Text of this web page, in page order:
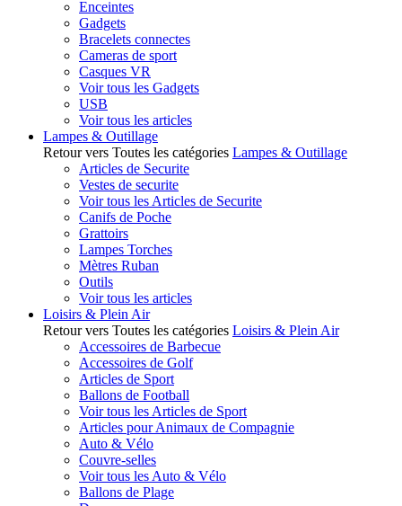
Enceintes
Gadgets
Bracelets connectes
Cameras de sport
Casques VR
Voir tous les Gadgets
USB
Voir tous les articles
Lampes & Outillage
Retour vers Toutes les catégories Lampes & Outillage
Articles de Securite
Vestes de securite
Voir tous les Articles de Securite
Canifs de Poche
Grattoirs
Lampes Torches
Mètres Ruban
Outils
Voir tous les articles
Loisirs & Plein Air
Retour vers Toutes les catégories Loisirs & Plein Air
Accessoires de Barbecue
Accessoires de Golf
Articles de Sport
Ballons de Football
Voir tous les Articles de Sport
Articles pour Animaux de Compagnie
Auto & Vélo
Couvre-selles
Voir tous les Auto & Vélo
Ballons de Plage